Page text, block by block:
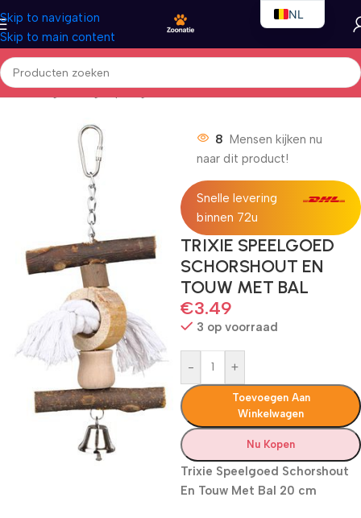
Skip to navigation
Skip to main content
Home/Vogels/Vogelspeelgoed
8 Mensen kijken nu
naar dit product!
Snelle levering
binnen 72u
TRIXIE SPEELGOED
SCHORSHOUT EN
TOUW MET BAL
€3.49
3 op voorraad
- +
Toevoegen Aan
Winkelwagen
Nu Kopen
Trixie Speelgoed Schorshout
En Touw Met Bal 20 cm
NL